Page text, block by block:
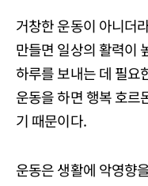
거창한 운동이 아니더
만들면 일상의 활력이
하루를 보내는 데 필요
운동을 하면 행복 호르
기 때문이다.
운동은 생활에 악영향